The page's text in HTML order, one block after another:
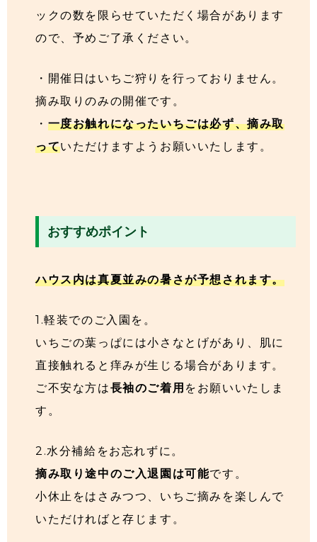
ックの数を限らせていただく場合があります
ので、予めご了承ください。
・開催日はいちご狩りを行っておりません。
摘み取りのみの開催です。
・ 一度お触れになったいちごは必ず、摘み取
っていただけますようお願いいたします。
おすすめポイント
ハウス内は真夏並みの暑さが予想されます。
1.軽装でのご入園を。
いちごの葉っぱには小さなとげがあり、肌に
直接触れると痒みが生じる場合があります。
ご不安な方は長袖のご着用 をお願いいたしま
す。
2.水分補給をお忘れずに。
摘み取り途中のご入退園は可能です。
小休止をはさみつつ、いちご摘みを楽しんで
いただければと存じます。